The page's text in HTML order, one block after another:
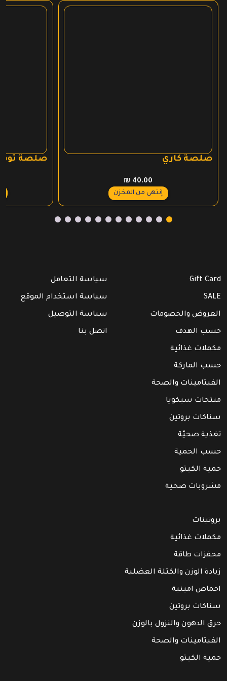
صلصة كاري
₪ 40.00
إنتهى من المخزن
صلصة ثوم
Gift Card
SALE
العروض والخصومات
حسب الهدف
مكملات غذائية
حسب الماركة
الفيتامينات والصحة
منتجات سيكويا
سناكات بروتين
تغذية صحيّة
حسب الحمية
حمية الكيتو
مشروبات صحية
سياسة التعامل
سياسة استخدام الموقع
سياسة التوصيل
اتصل بنا
بروتينات
مكملات غذائية
محفزات طاقة
زيادة الوزن والكتلة العضلية
احماض امينية
سناكات بروتين
حرق الدهون والنزول بالوزن
الفيتامينات والصحة
حمية الكيتو